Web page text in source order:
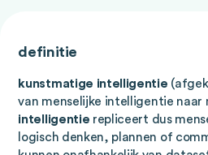
definitie
kunstmatige intelligentie
van menselijke intelligentie naar
intelligentie repliceert dus
logisch denken, plannen of